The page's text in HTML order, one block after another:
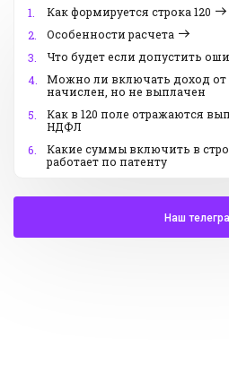
1.
Как формируется строка 120
2.
Особенности расчета
3.
Что будет если допустить
4.
Можно ли включать доход от
начислен, но не выплачен
5.
Как в 120 поле отражаются
НДФЛ
6.
Какие суммы включить в
работает по патенту
Наш